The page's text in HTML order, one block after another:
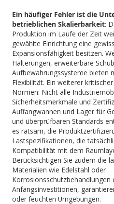
Ein häufiger Fehler ist die
betrieblichen Skalierbarkeit:
Produktion im Laufe der Zeit
gewählte Einrichtung eine
Expansionsfähigkeit besitzen.
Halterungen, erweiterbare
Aufbewahrungssysteme bieten
Flexibilität. Ein weiterer
Normen: Nicht alle
Sicherheitsmerkmale und
Auffangwannen und Lager für
und überprüfbaren Standards
es ratsam, die
Lastspezifikationen, die
Kompatibilität mit dem
Berücksichtigen Sie zudem die
Materialien wie Edelstahl oder
Korrosionsschutzbehandlungen
Anfangsinvestitionen,
oder feuchten Umgebungen.